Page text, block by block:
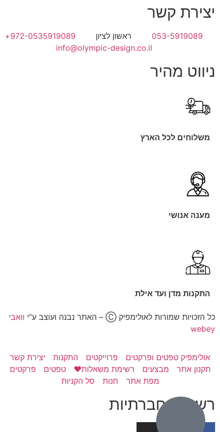
רשתות חברתיות
ניווט מהיר
משלוחים לכל הארץ
מענה אנושי
התקנות מדן ועד אילת
כל הזכויות שמורות לאולימפיק Ⓒ – האתר נבנה ועוצב ע”י
וואבי
webey
אולימפיק טפטים ופרקטים פרוייקטים התקנות
יצירת קשר
תקנון אתר
מבצעים רשימת משאלות❤️ טפטים
פרקטים
מפת אתר
חנות סל הקניות
יצירת קשר
053-5919089 ראשון לציון
972-0535919089+
info@olympic-design.co.il